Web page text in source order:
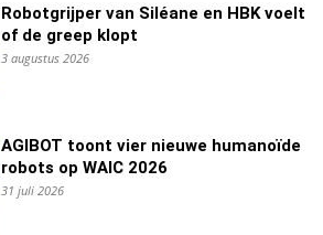
Robotgrijper van Siléane en HBK voelt
of de greep klopt
3 augustus 2026
AGIBOT toont vier nieuwe humanoïde
robots op WAIC 2026
31 juli 2026